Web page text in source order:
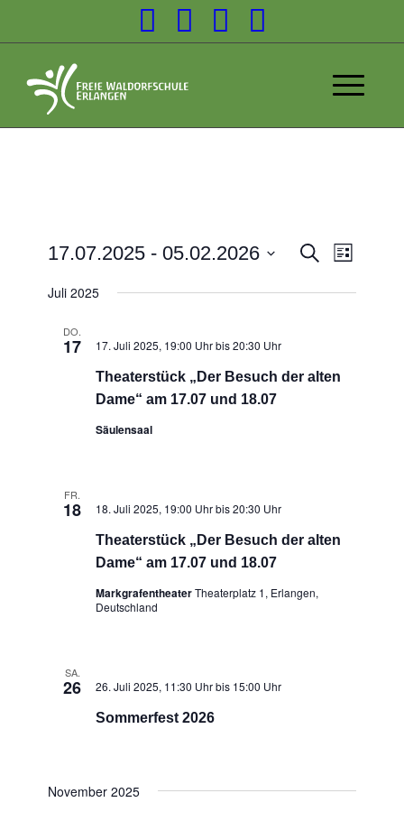
Suche
Liste
17.07.2025 - 05.02.2026
wählen.
Juli 2025
DO.
17 17. Juli 2025, 19:00 Uhrbis20:30 Uhr
Theaterstück „Der Besuch der alten
Dame“ am 17.07 und 18.07
Säulensaal
FR.
18 18. Juli 2025, 19:00 Uhrbis20:30 Uhr
Theaterstück „Der Besuch der alten
Dame“ am 17.07 und 18.07
MarkgrafentheaterTheaterplatz 1, Erlangen,
Deutschland
SA.
26 26. Juli 2025, 11:30 Uhrbis 15:00 Uhr
Sommerfest 2026
November 2025